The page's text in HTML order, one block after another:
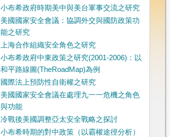
小布希政府時期美中與美台軍事交流之研究
美國國家安全會議：協調外交與國防政策功
能之研究
上海合作組織安全角色之研究
小布希政府中東政策之研究(2001-2006)：以
和平路線圖(TheRoadMap)為例
國際法上預防性自衛權之研究
美國國家安全會議在處理九一一危機之角色
與功能
冷戰後美國調整亞太安全戰略之探討
小布希時期的對中政策（以霸權途徑分析）